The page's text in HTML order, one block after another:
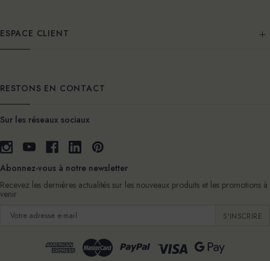
ESPACE CLIENT
RESTONS EN CONTACT
Sur les réseaux sociaux
Abonnez-vous à notre newsletter
Recevez les dernières actualités sur les nouveaux produits et les promotions à
venir
Adresse